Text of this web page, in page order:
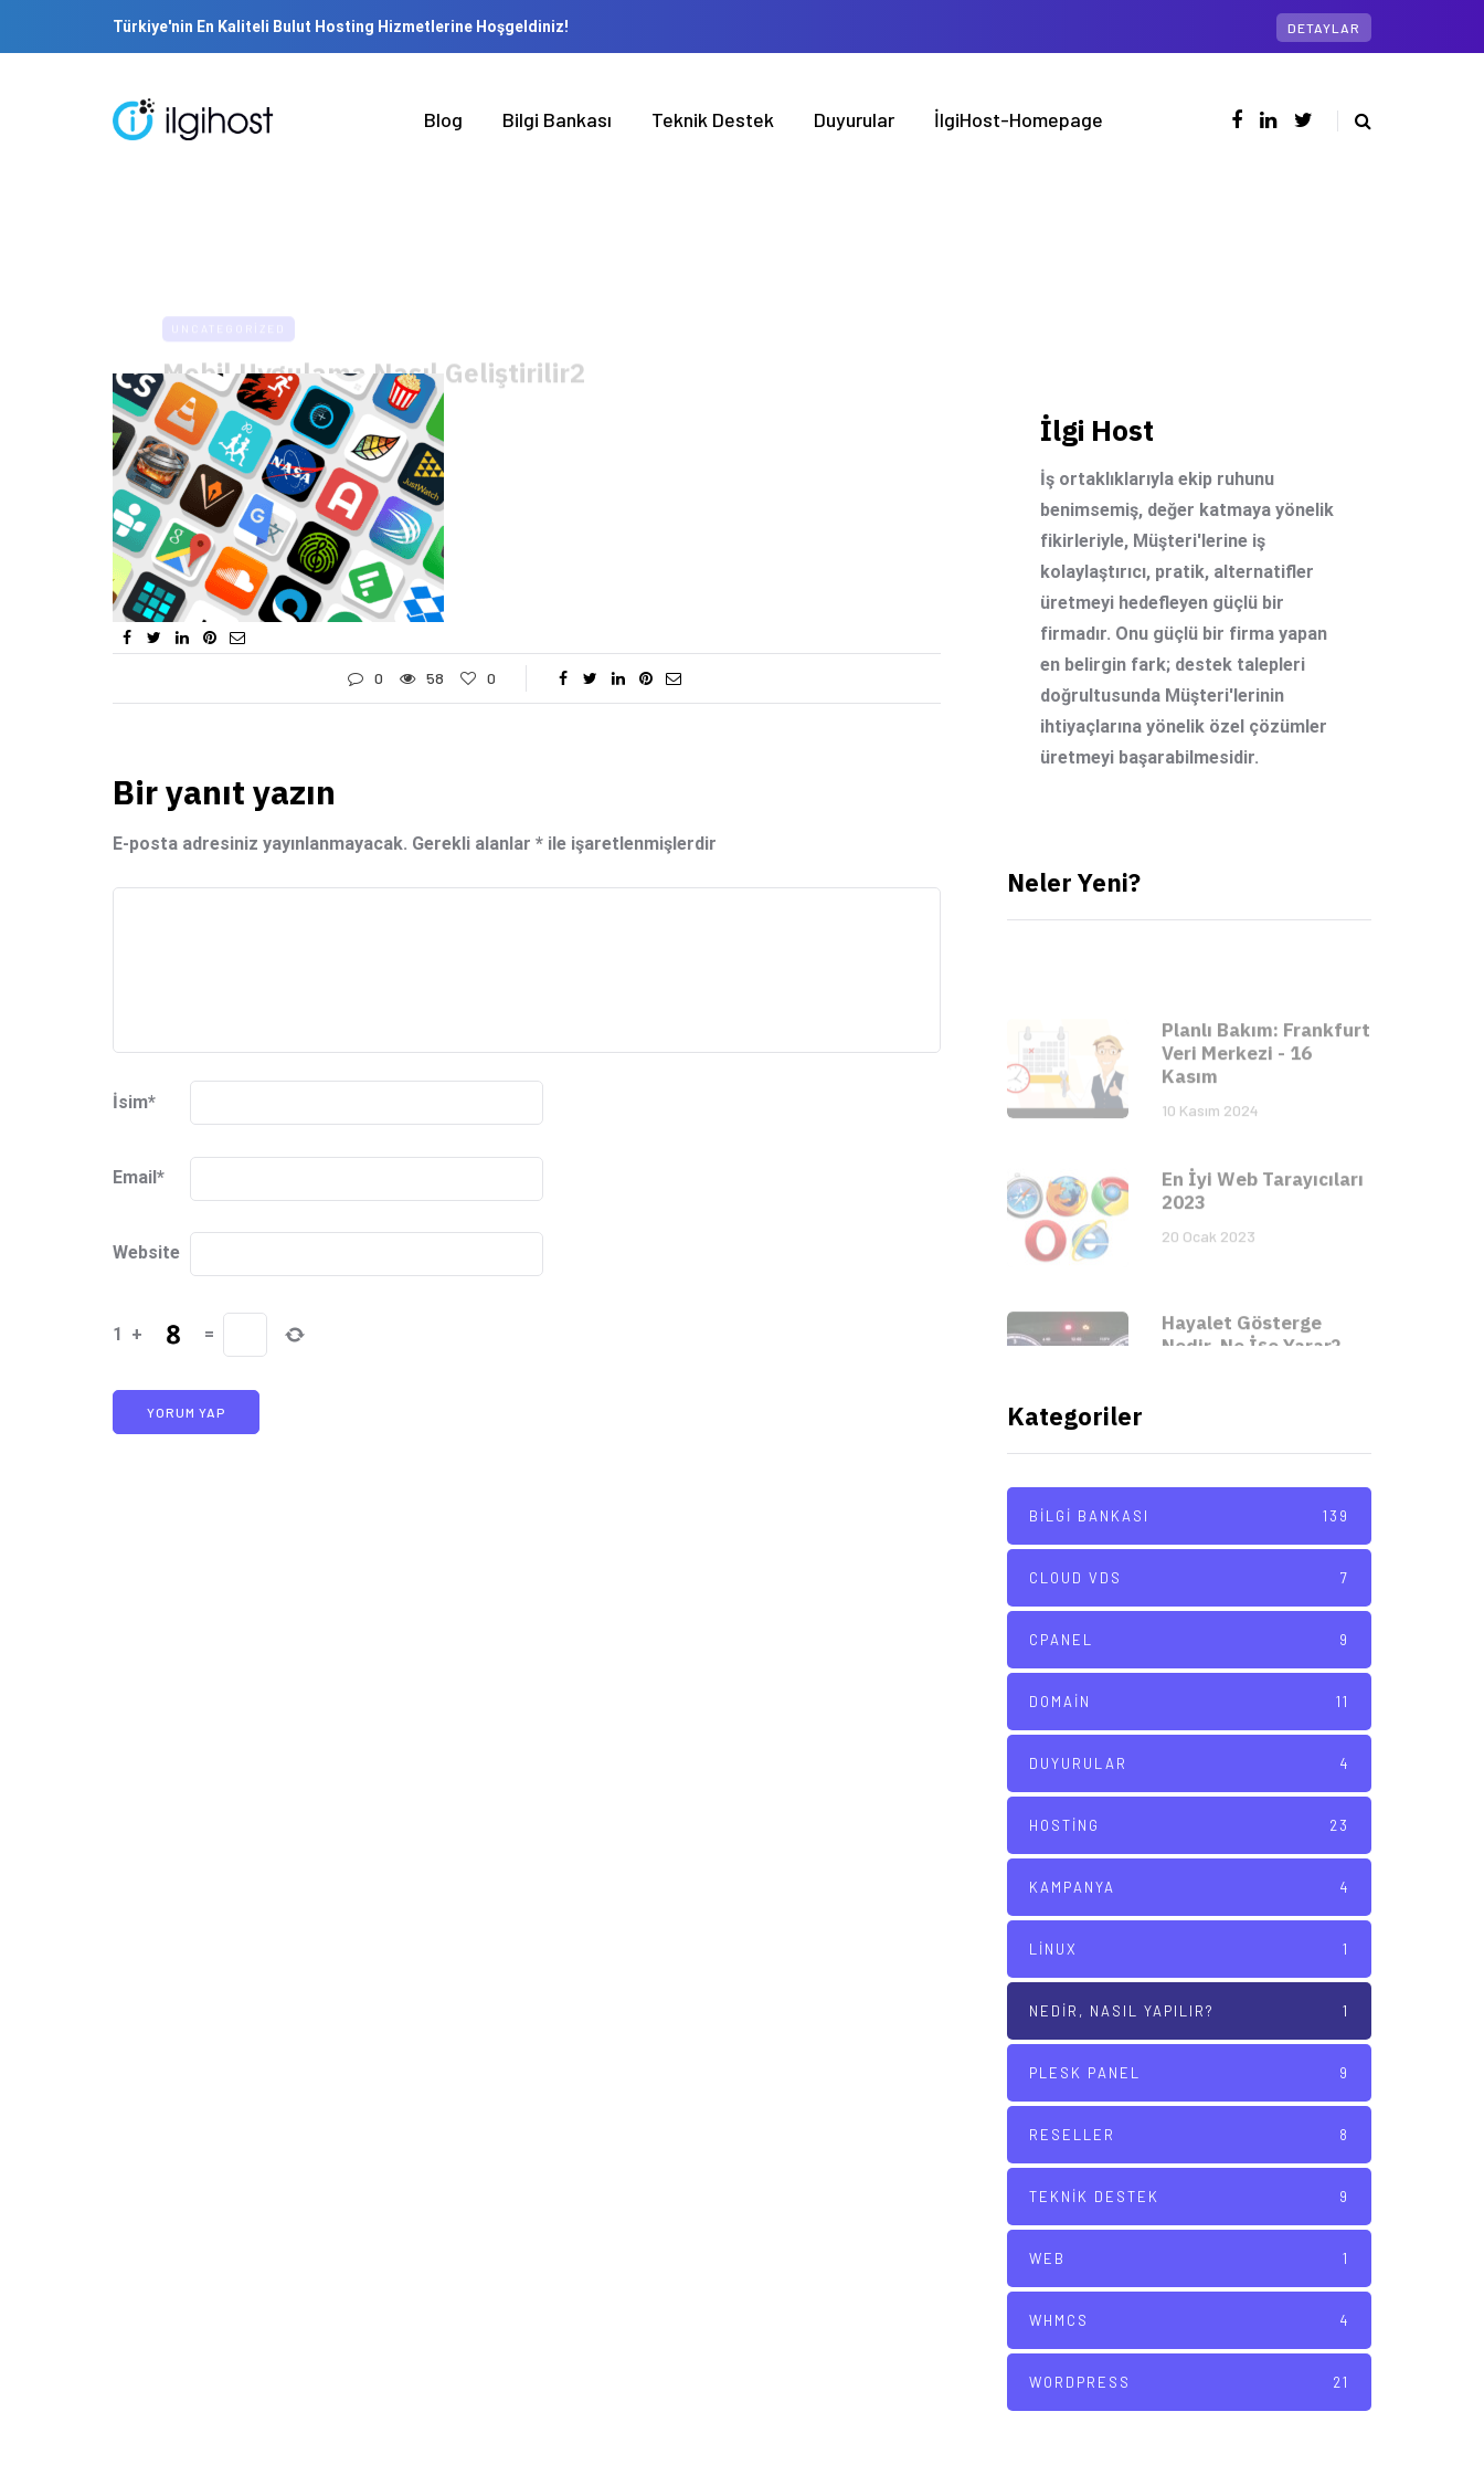
Türkiye'nin En Kaliteli Bulut Hosting Hizmetlerine Hoşgeldiniz! DETAYLAR
Blog Bilgi Bankası Teknik Destek Duyurular İlgiHost-Homepage
0 58 0
Bir yanıt yazın
E-posta adresiniz yayınlanmayacak. Gerekli alanlar * ile işaretlenmişlerdir
İsim*
Email*
Website
1 + =
İlgi Host
İş ortaklıklarıyla ekip ruhunu
benimsemiş, değer katmaya yönelik
fikirleriyle, Müşteri'lerine iş
kolaylaştırıcı, pratik, alternatifler
üretmeyi hedefleyen güçlü bir
firmadır. Onu güçlü bir firma yapan
en belirgin fark; destek talepleri
doğrultusunda Müşteri'lerinin
ihtiyaçlarına yönelik özel çözümler
üretmeyi başarabilmesidir.
Neler Yeni?
10 Kasım 2024
En İyi Web Tarayıcıları
20 Ocak 2023
18 Ocak 2023
Kategoriler
BILGI BANKASI 139
CLOUD VDS 7
CPANEL 9
DOMAIN 11
DUYURULAR 4
HOSTING 23
KAMPANYA 4
LINUX 1
NEDIR, NASIL YAPILIR? 1
PLESK PANEL 9
RESELLER 8
TEKNIK DESTEK 9
WEB 1
WHMCS 4
WORDPRESS 21